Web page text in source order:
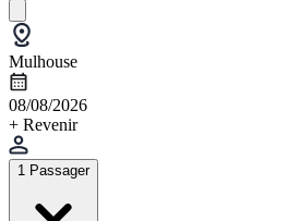
Mulhouse
08/08/2026
+ Revenir
1 Passager